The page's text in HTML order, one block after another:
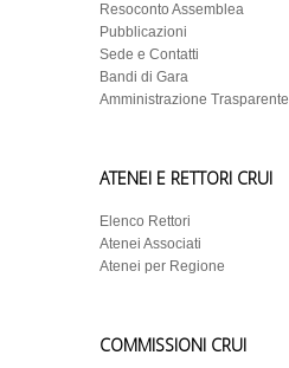
Resoconto Assemblea
Pubblicazioni
Sede e Contatti
Bandi di Gara
Amministrazione Trasparente
ATENEI E RETTORI CRUI
Elenco Rettori
Atenei Associati
Atenei per Regione
COMMISSIONI CRUI